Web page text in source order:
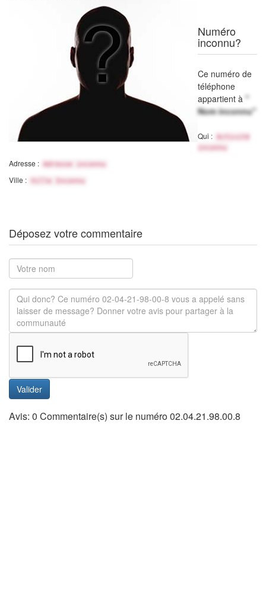
Numéro
inconnu?
Ce numéro de
téléphone
appartient à "
Nom inconnu"
Qui :
Activité
inconnu
Adresse : Adresse inconnu
Ville : Ville Inconnu
Déposez votre commentaire
Valider
Avis: 0 Commentaire(s) sur le numéro 02.04.21.98.00.8